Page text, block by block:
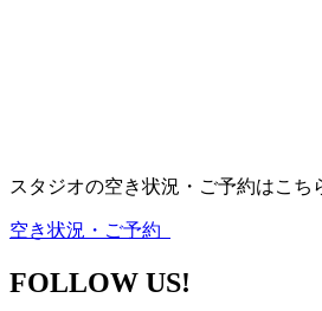
スタジオの空き状況・ご予約はこち
空き状況・ご予約
FOLLOW US!